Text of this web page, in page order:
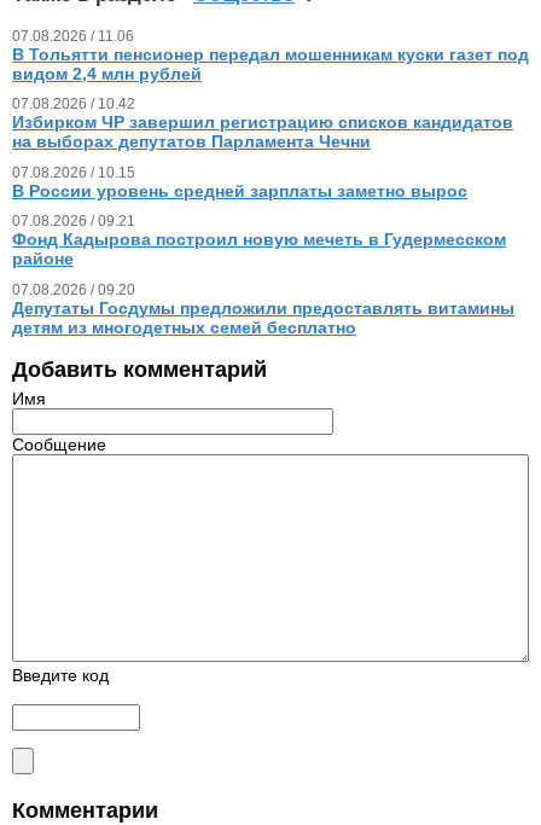
07.08.2026 / 11.06
В Тольятти пенсионер передал мошенникам куски газет под
видом 2,4 млн рублей
07.08.2026 / 10.42
Избирком ЧР завершил регистрацию списков кандидатов
на выборах депутатов Парламента Чечни
07.08.2026 / 10.15
В России уровень средней зарплаты заметно вырос
07.08.2026 / 09.21
Фонд Кадырова построил новую мечеть в Гудермесском
районе
07.08.2026 / 09.20
Депутаты Госдумы предложили предоставлять витамины
детям из многодетных семей бесплатно
Добавить комментарий
Имя
Сообщение
Введите код
Комментарии